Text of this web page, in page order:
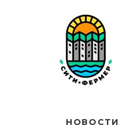
НОВОСТИ